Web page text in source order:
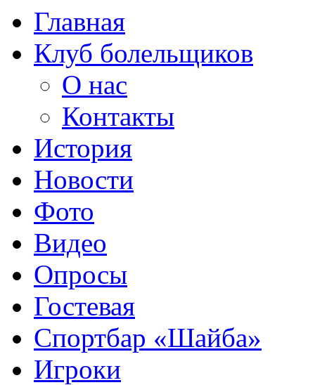
Главная
Клуб болельщиков
О нас
Контакты
История
Новости
Фото
Видео
Опросы
Гостевая
Спортбар «Шайба»
Игроки